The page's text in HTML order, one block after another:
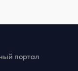
портал